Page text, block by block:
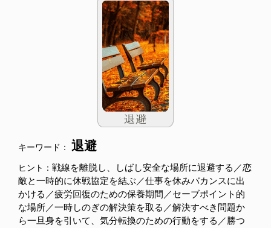
キーワード： 退避
ヒント： 戦線を離脱し、しばし安全な場所に退避する／恋
敵と一時的に休戦協定を結ぶ／仕事を休みバカンスに出
かける／疲労回復のための保養期間／セーブポイント的
な場所／一時しのぎの解決策を取る／解決すべき問題か
ら一旦身を引いて、気分転換のための行動をする／勝つ